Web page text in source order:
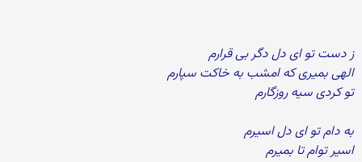
ز دست تو ای دل دگر بی قرارم
الهی بمیری که امشب به خاکت سپارم
تو کردی سیه روزگارم
به دام تو ای دل اسیرم
اسیر توام تا بمیرم